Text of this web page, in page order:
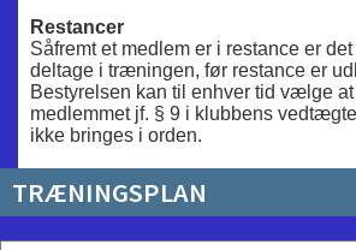
Restancer
Såfremt et medlem er i restance er
deltage i træningen, før restance er
Bestyrelsen kan til enhver tid vælge
medlemmet jf. § 9 i klubbens
ikke bringes i orden.
TRÆNINGSPLAN